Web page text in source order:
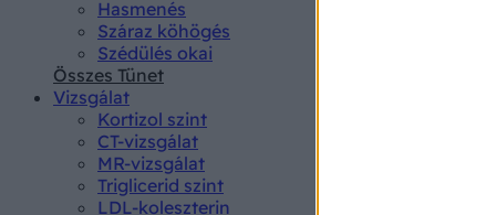
Hasmenés
Száraz köhögés
Szédülés okai
Összes Tünet
Vizsgálat
Kortizol szint
CT-vizsgálat
MR-vizsgálat
Triglicerid szint
LDL-koleszterin